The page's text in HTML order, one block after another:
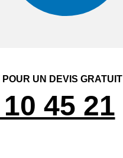
UN DEVIS GRATUIT
45 21